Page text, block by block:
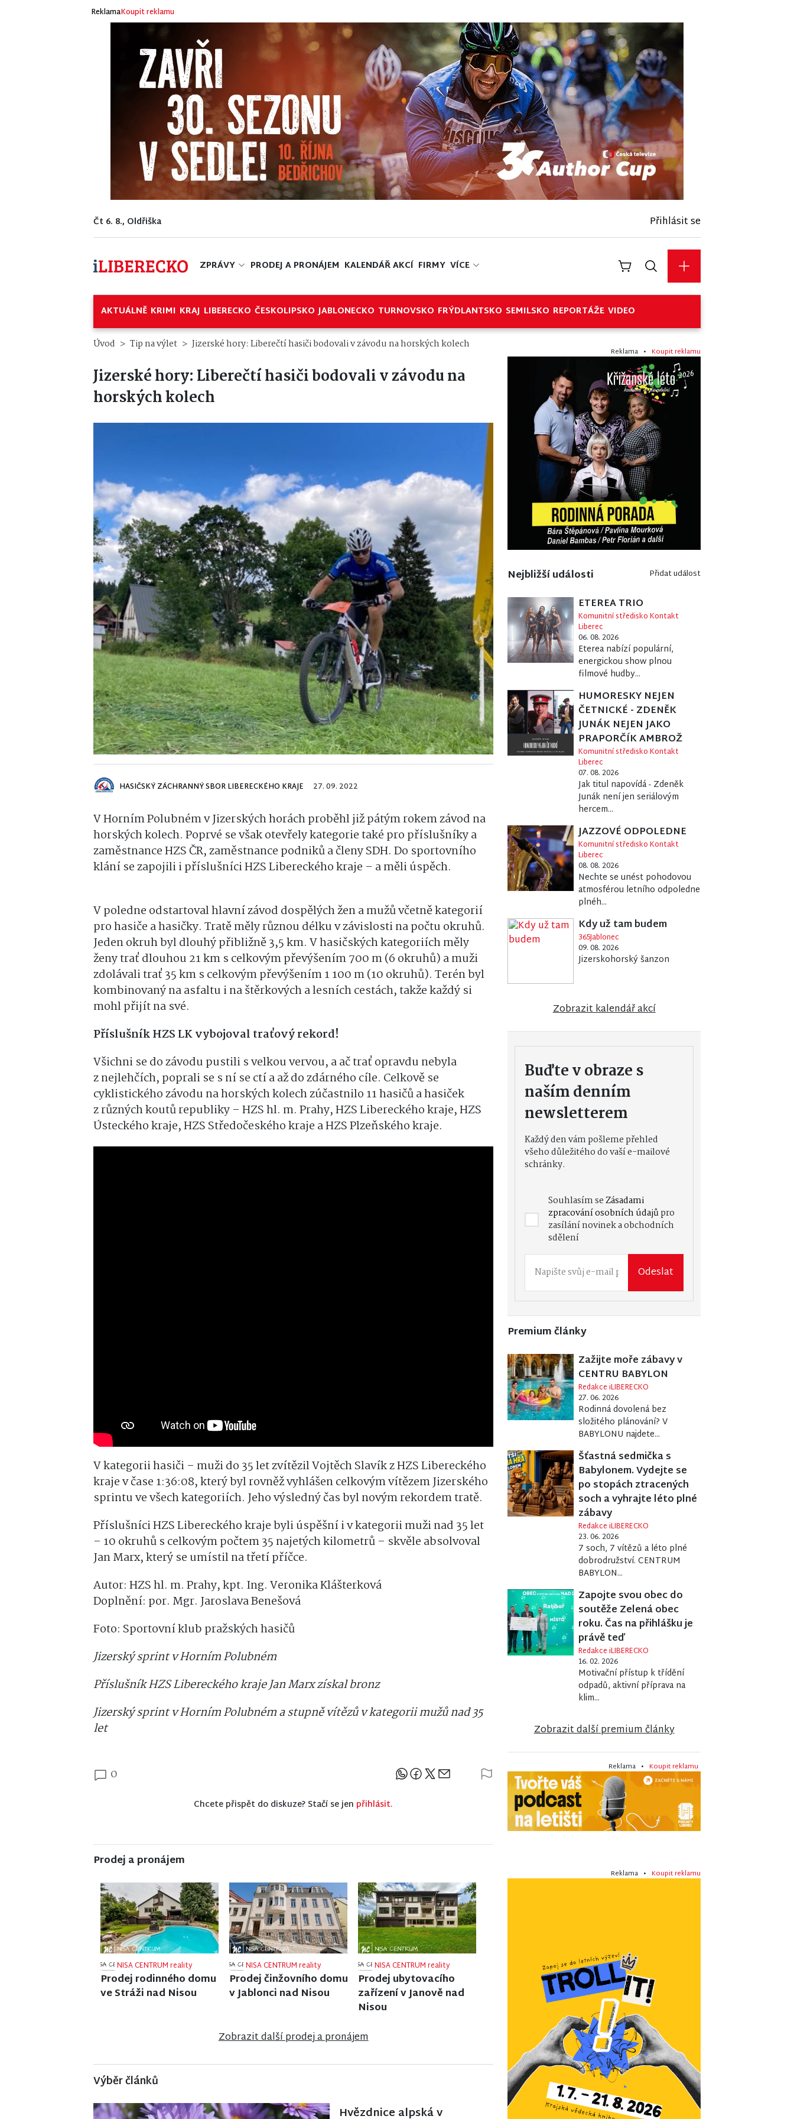
ReklamaKoupit reklamu
Čt 6. 8., Oldřiška Přihlásit se
ZPRÁVY PRODEJ A PRONÁJEM KALENDÁŘ AKCÍ FIRMY VÍCE
AKTUÁLNĚ KRIMI KRAJ LIBERECKO ČESKOLIPSKO JABLONECKO TURNOVSKO FRÝDLANTSKO SEMILSKO REPORTÁŽE VIDEO
Úvod Tip na výlet Jizerské hory: Liberečtí hasiči bodovali v závodu na horských kolech
Jizerské hory: Liberečtí hasiči bodovali v závodu na
horských kolech
HASIČSKÝ ZÁCHRANNÝ SBOR LIBERECKÉHO KRAJE 27. 09. 2022
V Horním Polubném v Jizerských horách proběhl již pátým rokem závod na
horských kolech. Poprvé se však otevřely kategorie také pro příslušníky a
zaměstnance HZS ČR, zaměstnance podniků a členy SDH. Do sportovního
klání se zapojili i příslušníci HZS Libereckého kraje – a měli úspěch.
V poledne odstartoval hlavní závod dospělých žen a mužů včetně kategorií
pro hasiče a hasičky. Tratě měly různou délku v závislosti na počtu okruhů.
Jeden okruh byl dlouhý přibližně 3,5 km. V hasičských kategoriích měly
ženy trať dlouhou 21 km s celkovým převýšením 700 m (6 okruhů) a muži
zdolávali trať 35 km s celkovým převýšením 1 100 m (10 okruhů). Terén byl
kombinovaný na asfaltu i na štěrkových a lesních cestách, takže každý si
mohl přijít na své.
Příslušník HZS LK vybojoval traťový rekord!
Všichni se do závodu pustili s velkou vervou, a ač trať opravdu nebyla
z nejlehčích, poprali se s ní se ctí a až do zdárného cíle. Celkově se
cyklistického závodu na horských kolech zúčastnilo 11 hasičů a hasiček
z různých koutů republiky – HZS hl. m. Prahy, HZS Libereckého kraje, HZS
Ústeckého kraje, HZS Středočeského kraje a HZS Plzeňského kraje.
V kategorii hasiči – muži do 35 let zvítězil Vojtěch Slavík z HZS Libereckého
kraje v čase 1:36:08, který byl rovněž vyhlášen celkovým vítězem Jizerského
sprintu ve všech kategoriích. Jeho výsledný čas byl novým rekordem tratě.
Příslušníci HZS Libereckého kraje byli úspěšní i v kategorii muži nad 35 let
– 10 okruhů s celkovým počtem 35 najetých kilometrů – skvěle absolvoval
Jan Marx, který se umístil na třetí příčce.
Autor: HZS hl. m. Prahy, kpt. Ing. Veronika Klášterková
Doplnění: por. Mgr. Jaroslava Benešová
Foto: Sportovní klub pražských hasičů
Jizerský sprint v Horním Polubném
Příslušník HZS Libereckého kraje Jan Marx získal bronz
Jizerský sprint v Horním Polubném a stupně vítězů v kategorii mužů nad 35
let
0
Sdílejte článek
Chcete přispět do diskuze? Stačí se jen přihlásit.
Prodej a pronájem
NISA CENTRUM reality
Prodej rodinného domu
v Poniklé
NISA CENTRUM reality
Prodej rodinného domu
ve Frýdlantu
NISA CENTRUM reality
Prodej bytu 2+1 v
Jilemnici
Zobrazit další prodej a pronájem
Výběr článků
Hvězdnice alpská v
Reklama • Koupit reklamu
Nejbližší události Přidat událost
ETEREA TRIO
Komunitní středisko Kontakt
Liberec
06. 08. 2026
Eterea nabízí populární,
energickou show plnou
filmové hudby...
HUMORESKY NEJEN
ČETNICKÉ - ZDENĚK
JUNÁK NEJEN JAKO
PRAPORČÍK AMBROŽ
Komunitní středisko Kontakt
Liberec
07. 08. 2026
Jak titul napovídá - Zdeněk
Junák není jen seriálovým
hercem...
JAZZOVÉ ODPOLEDNE
Komunitní středisko Kontakt
Liberec
08. 08. 2026
Nechte se unést pohodovou
atmosférou letního odpoledne
plnéh...
Kdy už tam budem
365Jablonec
09. 08. 2026
Jizerskohorský šanzon
Zobrazit kalendář akcí
Buďte v obraze s
naším denním
newsletterem
Každý den vám pošleme přehled
všeho důležitého do vaší e-mailové
schránky.
Souhlasím seZásadami
zpracování osobních údajůpro
zasílání novinek a obchodních
sdělení
Odeslat
Premium články
Zažijte moře zábavy v
CENTRU BABYLON
Redakce iLIBERECKO
27. 06. 2026
Rodinná dovolená bez
složitého plánování? V
BABYLONU najdete...
Šťastná sedmička s
Babylonem. Vydejte se
po stopách ztracených
soch a vyhrajte léto plné
zábavy
Redakce iLIBERECKO
23. 06. 2026
7 soch, 7 vítězů a léto plné
dobrodružství. CENTRUM
BABYLON...
Zapojte svou obec do
soutěže Zelená obec
roku. Čas na přihlášku je
právě teď
Redakce iLIBERECKO
16. 02. 2026
Motivační přístup k třídění
odpadů, aktivní příprava na
klim...
Zobrazit další premium články
Reklama • Koupit reklamu
Reklama • Koupit reklamu